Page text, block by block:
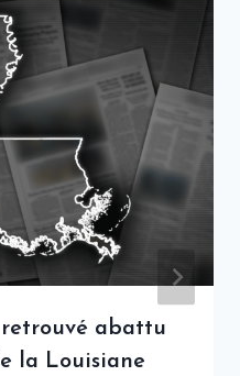
abattu
la Louisiane